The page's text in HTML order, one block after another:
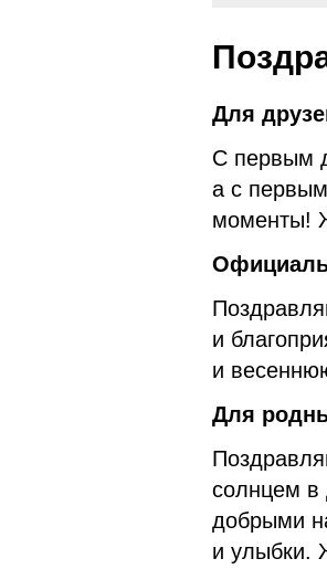
Для
С первым
а с
моменты!
и
и
Для
солнцем в
добрыми
и улыбки.